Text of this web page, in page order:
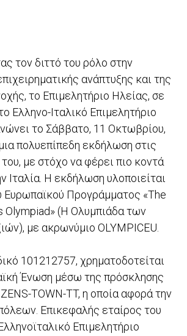
τον διττό του ρόλο στην
ανάπτυξης και της
το Επιμελητήριο Ηλείας, σε
Ελληνο-Ιταλικό Επιμελητήριο
το Σάββατο, 11 Οκτωβρίου,
πολυεπίπεδη εκδήλωση στις
με στόχο να φέρει πιο κοντά
Ιταλία. Η εκδήλωση υλοποιείται
Ευρωπαϊκού Προγράμματος «The
Olympiad » (Η Ολυμπιάδα των
με ακρωνύμιο OLYMPICEU.
101212757, χρηματοδοτείται
Ένωση μέσω της πρόσκλησης
TOWN-TT, η οποία αφορά την
Επικεφαλής εταίρος του
Επιμελητήριο